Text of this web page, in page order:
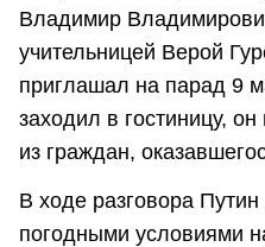
Владимир
учительницей Верой
приглашал на парад 9
заходил в гостиницу,
из граждан,
В ходе разговора
погодными условиями